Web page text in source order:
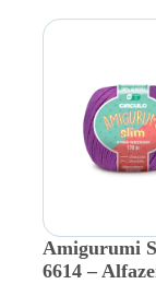
Amigurumi
6614 –